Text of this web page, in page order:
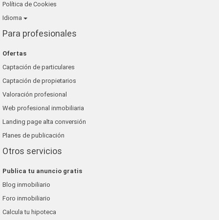
Política de Cookies
Idioma
Para profesionales
Ofertas
Captación de particulares
Captación de propietarios
Valoración profesional
Web profesional inmobiliaria
Landing page alta conversión
Planes de publicación
Otros servicios
Publica tu anuncio gratis
Blog inmobiliario
Foro inmobiliario
Calcula tu hipoteca